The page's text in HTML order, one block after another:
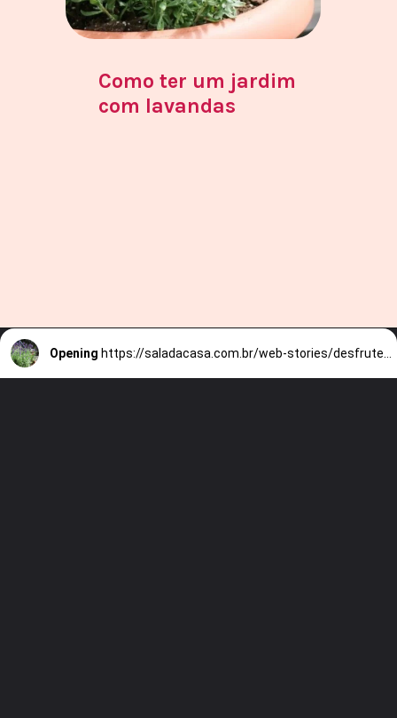
Como ter um jardim
com lavandas
Opening